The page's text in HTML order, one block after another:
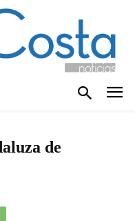
de